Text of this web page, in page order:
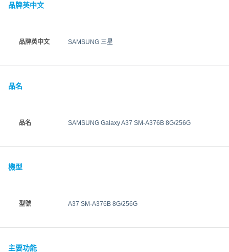
品牌英中文
品牌英中文 SAMSUNG 三星
品名
品名 SAMSUNG Galaxy A37 SM-A376B 8G/256G
機型
型號 A37 SM-A376B 8G/256G
主要功能